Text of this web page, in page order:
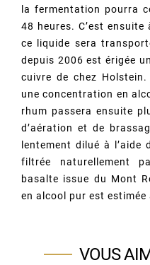
la fermentation pourra
48 heures. C’est
ce liquide sera
depuis 2006 est érigée
cuivre de chez
une concentration en
rhum passera ensuite
d’aération et de
lentement dilué à l’aide
filtrée naturellement
basalte issue du Mont
en alcool pur est
VOUS